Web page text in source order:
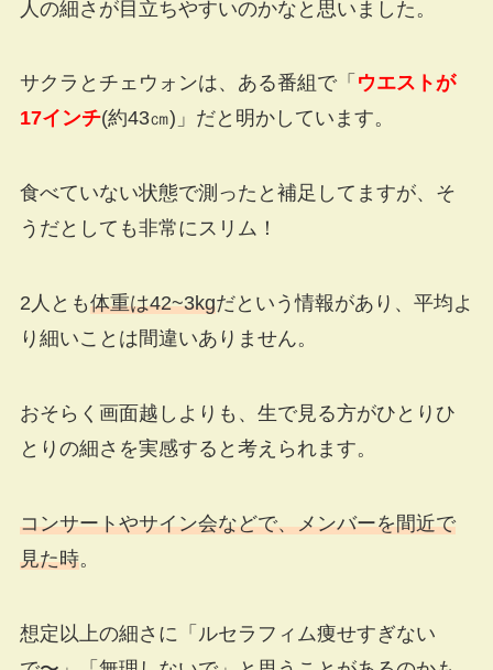
人の細さが目立ちやすいのかなと思いました。
サクラとチェウォンは、ある番組で「 ウエストが
17インチ(約43㎝)」だと明かしています。
食べていない状態で測ったと補足してますが、そ
うだとしても非常にスリム！
2人とも体重は42~3kgだという情報があり、平均よ
り細いことは間違いありません。
おそらく画面越しよりも、生で見る方がひとりひ
とりの細さを実感すると考えられます。
コンサートやサイン会などで、メンバーを間近で
見た時。
想定以上の細さに「ルセラフィム痩せすぎない